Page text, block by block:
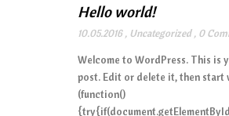
Hello world!
10.05.2016 , Uncategorized , 0
Welcome to WordPress. This is
post. Edit or delete it, then start
(function()